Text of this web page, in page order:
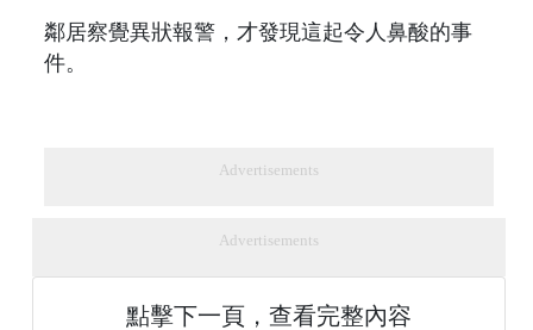
鄰居察覺異狀報警，才發現這起令人鼻酸的事
件。
Advertisements
Advertisements
點擊下一頁，查看完整內容